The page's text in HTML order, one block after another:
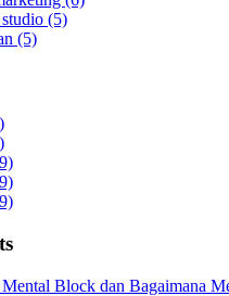
(5)
(5)
Block dan Bagaimana